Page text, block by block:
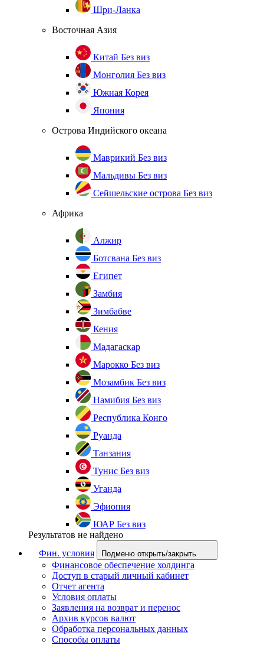
Шри-Ланка
Восточная Азия
Китай Без виз
Монголия Без виз
Южная Корея
Япония
Острова Индийского океана
Маврикий Без виз
Мальдивы Без виз
Сейшельские острова Без виз
Африка
Алжир
Ботсвана Без виз
Египет
Замбия
Зимбабве
Кения
Мадагаскар
Марокко Без виз
Мозамбик Без виз
Намибия Без виз
Республика Конго
Руанда
Танзания
Тунис Без виз
Уганда
Эфиопия
ЮАР Без виз
Результатов не найдено
Фин. условия
Подменю открыть/закрыть
Финансовое обеспечение холдинга
Доступ в старый личный кабинет
Отчет агента
Условия оплаты
Заявления на возврат и перенос
Архив курсов валют
Обработка персональных данных
Способы оплаты